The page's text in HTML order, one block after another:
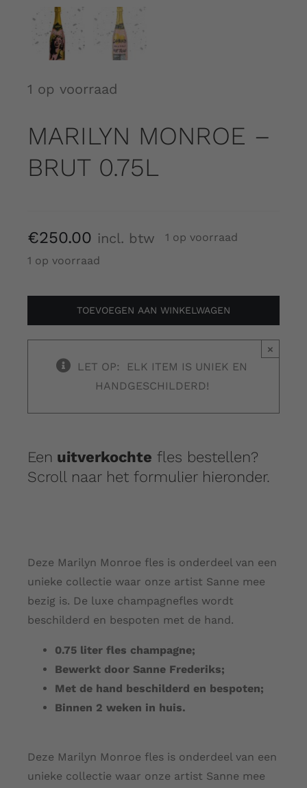
1 op voorraad
MARILYN MONROE –
BRUT 0.75L
€250.00 incl. btw
1 op voorraad
1 op voorraad
MONROE
-
0.75L
aantal
TOEVOEGEN AAN WINKELWAGEN
×
LET OP: ELK ITEM IS UNIEK EN
HANDGESCHILDERD!
Een uitverkochte fles bestellen?
Scroll naar het formulier hieronder.
Deze Marilyn Monroe fles is onderdeel van een
unieke collectie waar onze artist Sanne mee
bezig is. De luxe champagnefles wordt
beschilderd en bespoten met de hand.
0.75 liter fles champagne;
Bewerkt door Sanne Frederiks;
Met de hand beschilderd en bespoten;
Binnen 2 weken in huis.
Deze Marilyn Monroe fles is onderdeel van een
unieke collectie waar onze artist Sanne mee